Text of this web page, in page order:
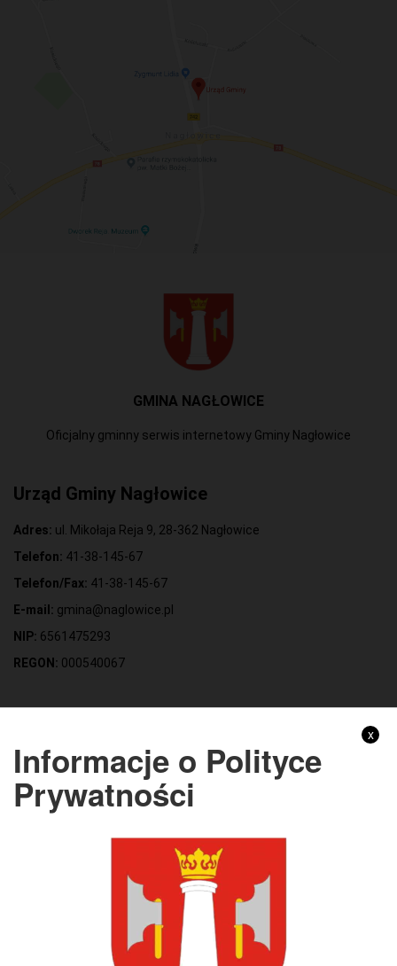
GMINA NAGŁOWICE
Oficjalny gminny serwis internetowy Gminy Nagłowice
Urząd Gminy Nagłowice
Adres: ul. Mikołaja Reja 9, 28-362 Nagłowice
Telefon: 41-38-145-67
Telefon/Fax: 41-38-145-67
E-mail: gmina@naglowice.pl
NIP: 6561475293
REGON: 000540067
Adres:ul. Mikołaja Reja 9, 28-362 Nagłowice
NIP:6562213721
REGON:
KONTO BANKOWE:
Bank Spółdzielczy Kielce o/Nagłowice
46 84930004 0110 0100 0332 0097
Rachunek odpady komunalne:
44 8493 0004 0110 0100 0332 0133
x
Informacje o Polityce
Prywatności